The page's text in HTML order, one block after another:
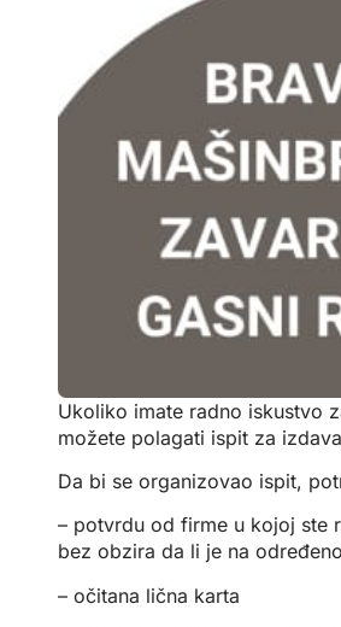
Ukoliko imate radno iskustvo
možete polagati ispit za
Da bi se organizovao ispit,
– potvrdu od firme u kojoj ste
bez obzira da li je na
– očitana lična karta